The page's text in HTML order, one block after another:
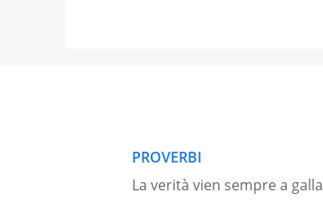
PROVERBI
La verità vien sempre a galla